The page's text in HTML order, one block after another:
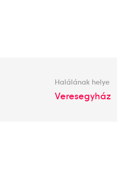
Halálának helye
Veresegyház